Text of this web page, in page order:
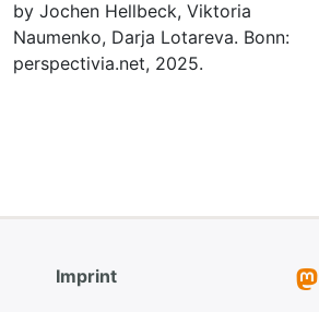
by Jochen Hellbeck, Viktoria
Naumenko, Darja Lotareva. Bonn:
perspectivia.net, 2025.
Imprint